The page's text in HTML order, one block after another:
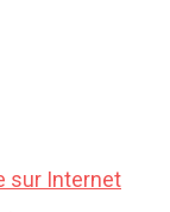
sur Internet